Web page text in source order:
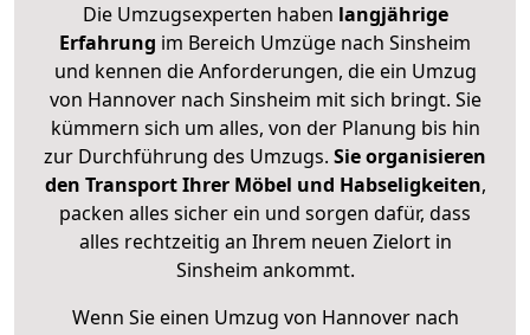
Die Umzugsexperten haben langjährige
Erfahrung im Bereich Umzüge nach Sinsheim
und kennen die Anforderungen, die ein Umzug
von Hannover nach Sinsheim mit sich bringt. Sie
kümmern sich um alles, von der Planung bis hin
zur Durchführung des Umzugs. Sie organisieren
den Transport Ihrer Möbel und Habseligkeiten,
packen alles sicher ein und sorgen dafür, dass
alles rechtzeitig an Ihrem neuen Zielort in
Sinsheim ankommt.
Wenn Sie einen Umzug von Hannover nach